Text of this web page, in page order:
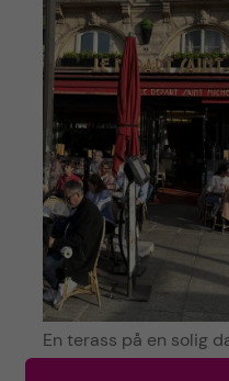
En terass på en solig